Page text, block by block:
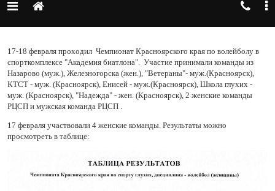
17-18 февраля проходил Чемпионат Красноярского края по волейболу в
спорткомплексе "Академия биатлона". Участие принимали команды из
Назарово (муж.), Железногорска (жен.), "Ветераны"- муж.(Красноярск),
КТСТ - муж. (Красноярск), Енисей - муж.(Красноярск), Школа глухих -
муж. (Красноярск), "Надежда" - жен. (Красноярск), 2 женские команды
РЦСП и мужская команда РЦСП .
17 февраля участвовали 4 женские команды. Результаты можно
просмотреть в таблице: